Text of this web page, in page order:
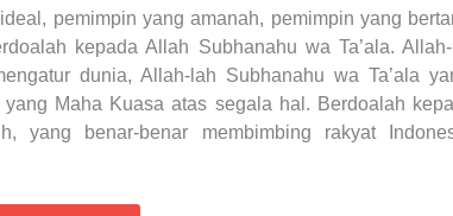
pemimpin yang amanah, pemimpin yang
kepada Allah Subhanahu wa Ta’ala.
dunia, Allah-lah Subhanahu wa Ta’ala
yang Maha Kuasa atas segala hal. Berdoalah
yang benar-benar membimbing rakyat